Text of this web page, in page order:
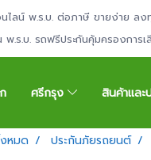
ไลน์ พ.ร.บ. ต่อภาษี ขายง่าย ล
พ.ร.บ. รถฟรีประกันคุ้มครองกา
ศรีกรุง สินค้าแล
หมด ประกันภัยรถยนต์